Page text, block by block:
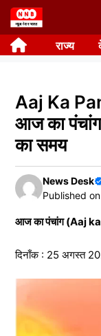
Skip
to
content राज्य
Aaj Ka
आज का
का समय
News Desk
Published
आज का पंचांग (Aaj
दिनाँक : 25 अगस्त